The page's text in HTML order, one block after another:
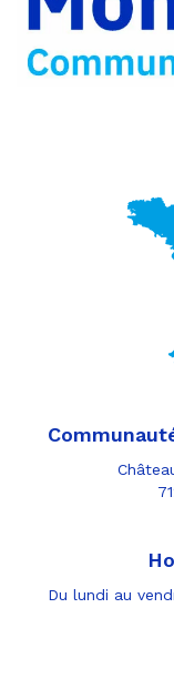
e-
mail
Du lundi au